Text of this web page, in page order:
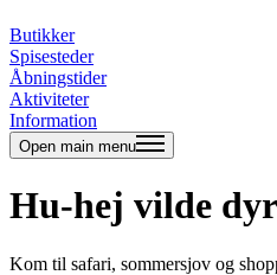
Butikker
Spisesteder
Åbningstider
Aktiviteter
Information
Open main menu
Hu-hej vilde dyr
Kom til safari, sommersjov og